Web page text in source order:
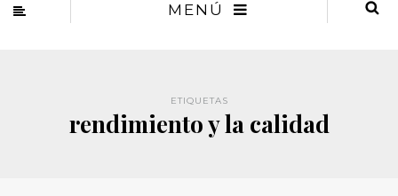
MENÚ
ETIQUETAS
rendimiento y la calidad